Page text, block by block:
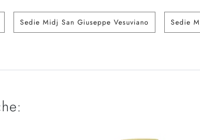
Sedie Midj San Giuseppe Vesuviano Sedie